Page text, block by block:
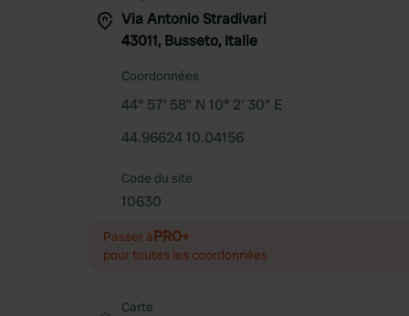
Via Antonio Stradivari
43011, Busseto, Italie
Coordonnées
44° 57' 58" N 10° 2' 30" E
44.96624 10.04156
Code du site
10630
Passer àPRO+
pour toutes les coordonnées
Carte